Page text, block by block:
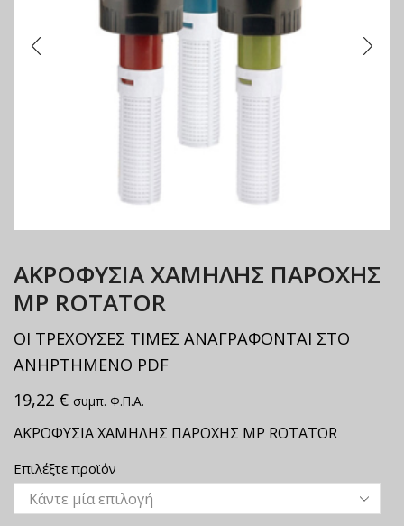
ΑΚΡΟΦΥΣΙΑ ΧΑΜΗΛΗΣ ΠΑΡΟΧΗΣ
ΜΡ ROTATOR
ΟΙ ΤΡΕΧΟΥΣΕΣ ΤΙΜΕΣ ΑΝΑΓΡΑΦΟΝΤΑΙ ΣΤΟ
ΑΝΗΡΤΗΜΕΝΟ PDF
19,22 € συμπ. Φ.Π.Α.
ΑΚΡΟΦΥΣΙΑ ΧΑΜΗΛΗΣ ΠΑΡΟΧΗΣ ΜΡ ROTATOR
Επιλέξτε προϊόν